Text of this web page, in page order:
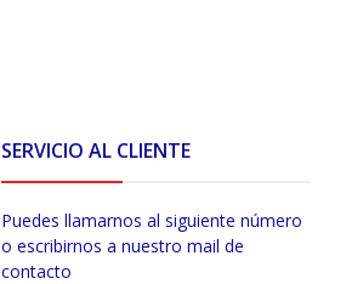
SERVICIO AL CLIENTE
Puedes llamarnos al siguiente número
o escribirnos a nuestro mail de
contacto